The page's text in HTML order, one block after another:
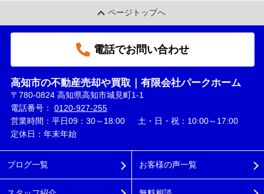
ページトップへ
電話でお問い合わせ
高知市の不動産売却や買取｜有限会社パークホーム
〒780-0824 高知県高知市城見町1-1
電話番号： 0120-927-255
営業時間：平日09：30～18:00 土・日・祝：10:00～17:00
定休日：年末年始
ブログ一覧 お客様の声一覧